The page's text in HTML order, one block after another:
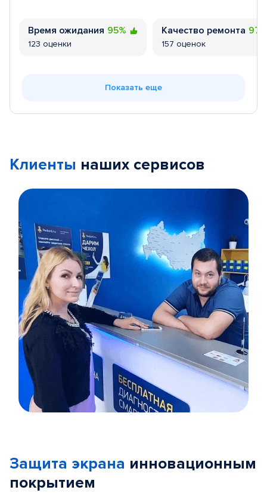
Время ожидания 95%
123 оценки
Качество ремонта
157 оценок
Показать еще
Клиенты наших сервисов
5
Защита экрана инновационным
покрытием